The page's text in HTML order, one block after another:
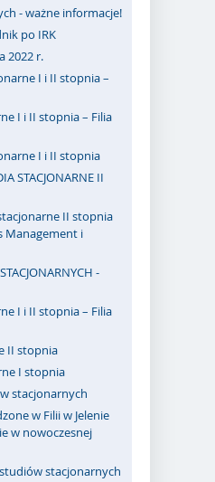
- ważne informacje!
po IRK
2022 r.
I i II stopnia –
I i II stopnia – Filia
I i II stopnia
STACJONARNE II
II stopnia
Management i
-
I i II stopnia – Filia
II stopnia
I stopnia
stacjonarnych
w Filii w Jelenie
w nowoczesnej
stacjonarnych